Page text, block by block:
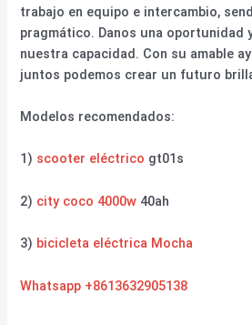
trabajo en equipo e intercambio,
pragmático. Danos una oportunidad
nuestra capacidad. Con su amable
juntos podemos crear un futuro
Modelos recomendados:
1) scooter eléctrico gt01s
2) city coco 4000w 40ah
3) bicicleta eléctrica Mocha
Whatsapp +8613632905138